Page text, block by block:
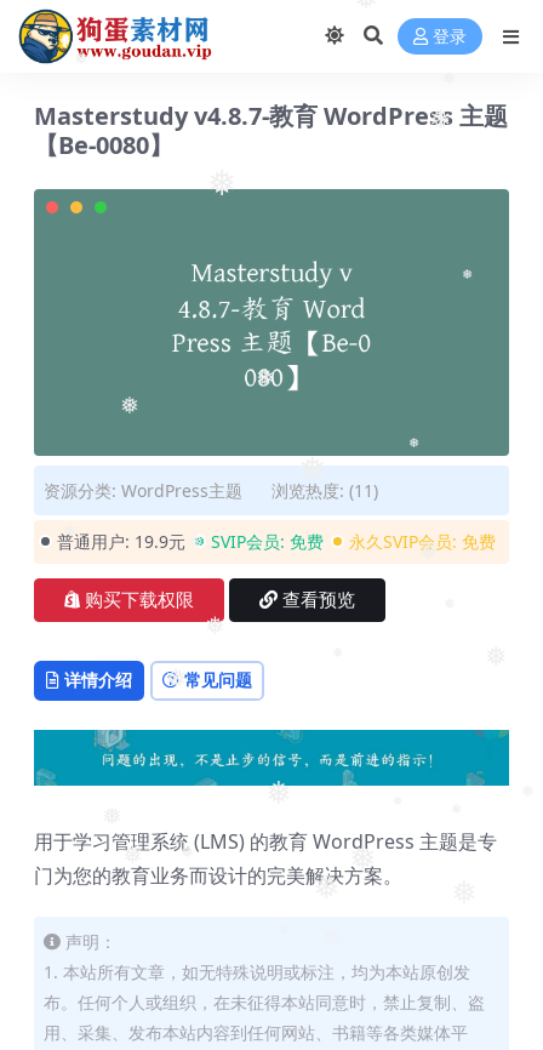
❅
❅
❅
❅
❅
❅
❅
❅
❅
❅
❅
❅
❅
❅
❅
登录
Masterstudy v4.8.7-教育 WordPress 主题
【Be-0080】
资源分类: WordPress主题 浏览热度: (11)
普通用户: 19.9元 SVIP会员: 免费 永久SVIP会员: 免费
购买下载权限 查看预览
详情介绍 常见问题
用于学习管理系统 (LMS) 的教育 WordPress 主题是专
门为您的教育业务而设计的完美解决方案。
声明：
1. 本站所有文章，如无特殊说明或标注，均为本站原创发
布。任何个人或组织，在未征得本站同意时，禁止复制、盗
用、采集、发布本站内容到任何网站、书籍等各类媒体平